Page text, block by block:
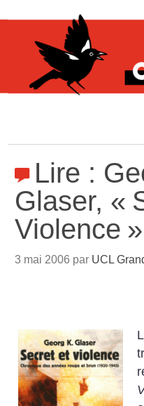
Lire :
Glaser, «
Violence »
3 mai 2006 par UCL